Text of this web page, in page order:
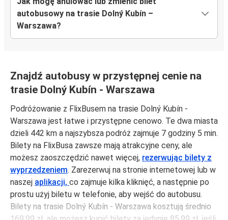
autobusowy na trasie Dolný Kubín –
Warszawa?
Znajdź autobusy w przystępnej cenie na
trasie Dolný Kubín - Warszawa
Podróżowanie z FlixBusem na trasie Dolný Kubín -
Warszawa jest łatwe i przystępne cenowo. Te dwa miasta
dzieli 442 km a najszybsza podróż zajmuje 7 godziny 5 min.
Bilety na FlixBusa zawsze mają atrakcyjne ceny, ale
możesz zaoszczędzić nawet więcej, rezerwując bilety z
wyprzedzeniem. Zarezerwuj na stronie internetowej lub w
naszej aplikacji, co zajmuje kilka kliknięć, a następnie po
prostu użyj biletu w telefonie, aby wejść do autobusu.
Bilety na trasie Dolný Kubín - Warszawa kosztują średnio